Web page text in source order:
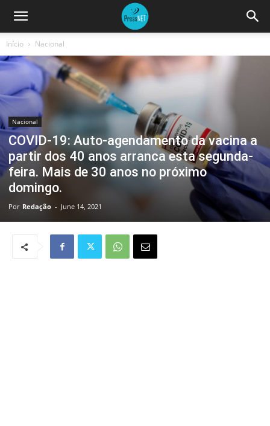
Início Nacional
Nacional
COVID-19: Auto-agendamento da vacina a
partir dos 40 anos arranca esta segunda-
feira. Mais de 30 anos no próximo
domingo.
Por Redação - June 14, 2021